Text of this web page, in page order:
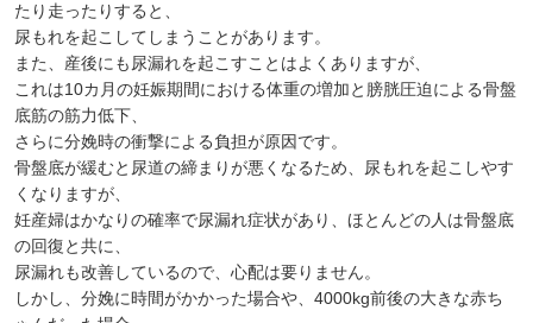
たり走ったりすると、
尿もれを起こしてしまうことがあります。
また、産後にも尿漏れを起こすことはよくありますが、
これは10カ月の妊娠期間における体重の増加と膀胱圧迫による骨盤
底筋の筋力低下、
さらに分娩時の衝撃による負担が原因です。
骨盤底が緩むと尿道の締まりが悪くなるため、尿もれを起こしやす
くなりますが、
妊産婦はかなりの確率で尿漏れ症状があり、ほとんどの人は骨盤底
の回復と共に、
尿漏れも改善しているので、心配は要りません。
しかし、分娩に時間がかかった場合や、4000kg前後の大きな赤ち